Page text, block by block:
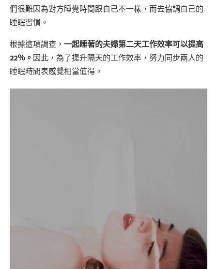
們很難因為對方睡覺時間跟自己不一樣，而去協調自己的
睡眠習慣。
根據這項調查， 一起睡著的夫婦第二天工作效率可以提高
22％。 因此，為了提升隔天的工作效率，努力同步兩人的
睡眠時間表感覺相當值得。